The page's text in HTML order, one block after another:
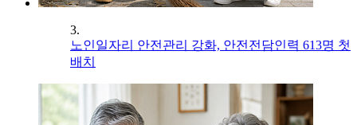
3.
노인일자리 안전관리 강화, 안전전담인력 613명 첫
배치